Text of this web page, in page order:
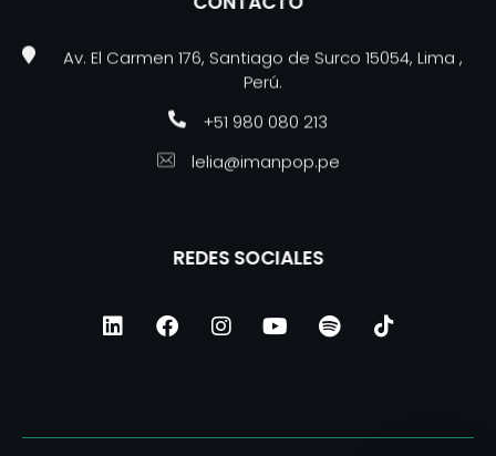
Av. El Carmen 176, Santiago de Surco 15054, Lima ,
Perú.
+51 980 080 213
lelia@imanpop.pe
REDES SOCIALES